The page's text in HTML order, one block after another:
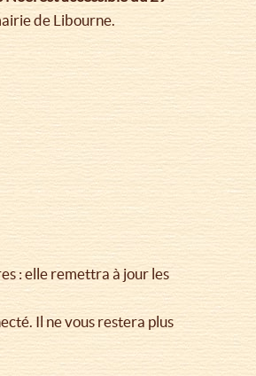
de Libourne.
: elle remettra à jour les
Il ne vous restera plus